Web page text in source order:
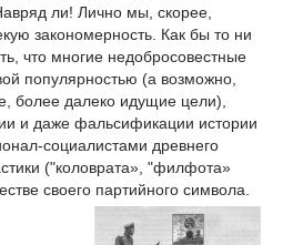
ли! Лично мы, скорее,
закономерность. Как бы то ни
что многие недобросовестные
популярностью (а возможно,
более далеко идущие цели),
и даже фальсификации истории
социалистами древнего
("коловрата», "филфота»
своего партийного символа.